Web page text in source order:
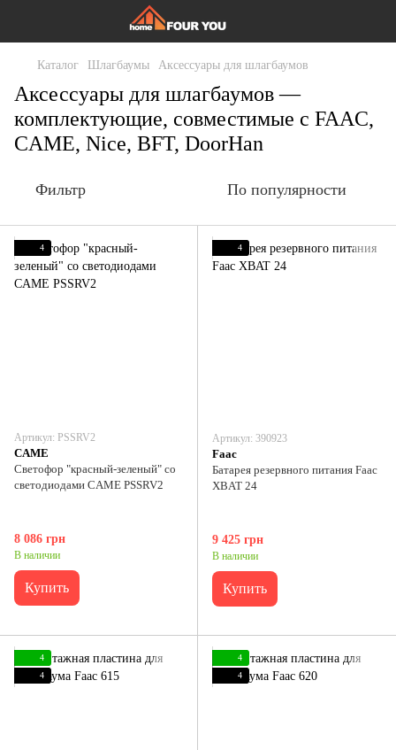
Каталог Шлагбаумы Аксессуары для шлагбаумов
Аксессуары для шлагбаумов —
комплектующие, совместимые с FAAC,
CAME, Nice, BFT, DoorHan
Фильтр По популярности
4
Артикул: PSSRV2
CAME
Светофор "красный-зеленый" со
светодиодами CAME PSSRV2
8 086 грн
В наличии
Купить
4
Артикул: 390923
Faac
Батарея резервного питания Faac
XBAT 24
9 425 грн
В наличии
Купить
4
4
4
4